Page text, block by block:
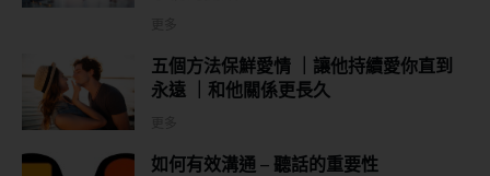
五個方法保鮮愛情 ｜讓他持續愛你直到
永遠 ｜和他關係更長久
如何有效溝通 – 聽話的重要性